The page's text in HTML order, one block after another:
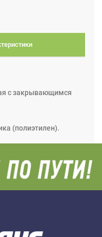
с закрывающимся
(полиэтилен).